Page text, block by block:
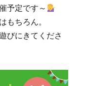
予定です～
もちろん。
びにきてくださ